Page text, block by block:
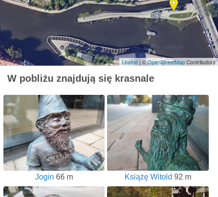
Leaflet | ©OpenStreetMapContributors
W pobliżu znajdują się krasnale
Jogin 66 m Książę Witold 92 m